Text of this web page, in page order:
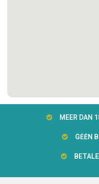
MEER DAN
GĖĖN